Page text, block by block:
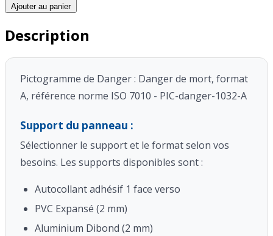
Ajouter au panier
Description
Pictogramme de Danger : Danger de mort, format
A, référence norme ISO 7010 - PIC-danger-1032-A
Support du panneau :
Sélectionner le support et le format selon vos
besoins. Les supports disponibles sont :
Autocollant adhésif 1 face verso
PVC Expansé (2 mm)
Aluminium Dibond (2 mm)